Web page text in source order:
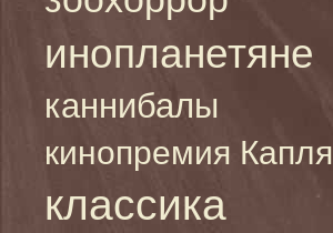
инопланетяне
каннибалы
кинопремия Капля
классика